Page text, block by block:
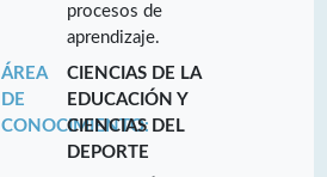
procesos de
aprendizaje.
ÁREA
DE
CONOCIMIENTO:
CIENCIAS DE LA
EDUCACIÓN Y
CIENCIAS DEL
DEPORTE